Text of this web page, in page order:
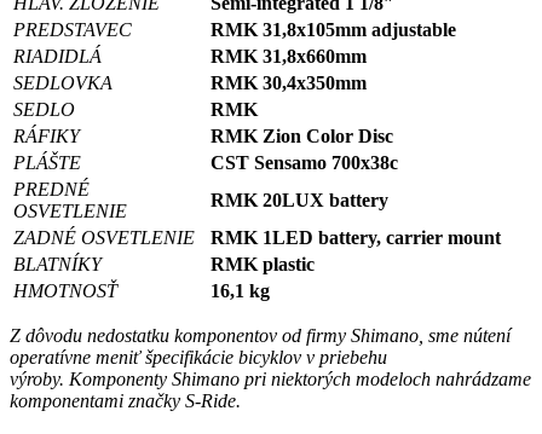
PREDSTAVEC
RMK 31,8x105mm adjustable
RIADIDLÁ
RMK 31,8x660mm
SEDLOVKA
RMK 30,4x350mm
SEDLO
RMK
RÁFIKY
RMK Zion Color Disc
PLÁŠTE
CST Sensamo 700x38c
PREDNÉ
OSVETLENIE
RMK 20LUX battery
ZADNÉ OSVETLENIE
RMK 1LED battery, carrier mount
BLATNÍKY
RMK plastic
HMOTNOSŤ
16,1 kg
Z dôvodu nedostatku komponentov od firmy Shimano, sme nútení
operatívne meniť špecifikácie bicyklov v priebehu
výroby. Komponenty Shimano pri niektorých modeloch nahrádzame
komponentami značky S-Ride.